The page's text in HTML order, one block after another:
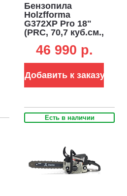
Бензопила
Holzfforma
G372XP Pro 18"
(PRC, 70,7 куб.см.,
3/8", 1,5 мм, 68E,
Walbro Carburetor,
46 990 p.
Добавить к заказу
Есть в наличии